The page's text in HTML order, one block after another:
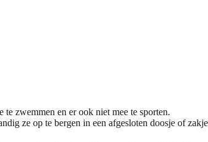
te zwemmen en er ook niet mee te sporten.
ze op te bergen in een afgesloten doosje of